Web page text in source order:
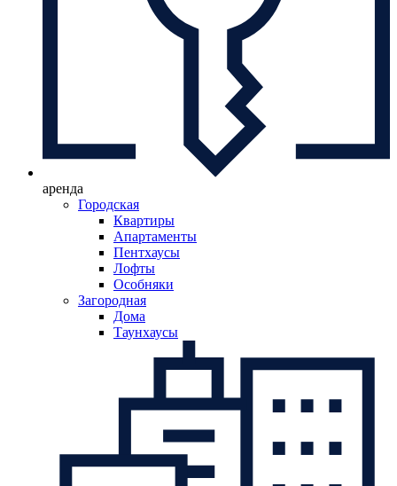
аренда
Городская
Квартиры
Апартаменты
Пентхаусы
Лофты
Особняки
Загородная
Дома
Таунхаусы